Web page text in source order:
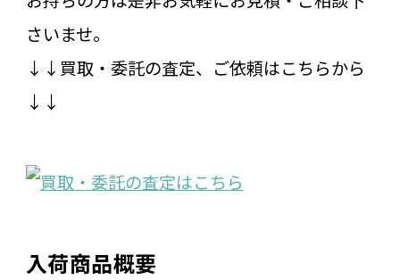
さいませ。
↓↓買取・委託の査定、ご依頼はこちらから
↓↓
入荷商品概要